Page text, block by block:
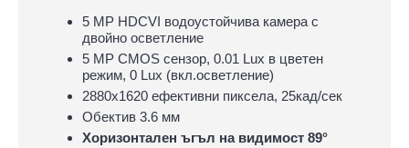
5 MP HDCVI водоустойчива камера с
двойно осветление
5 MP CMOS сензор, 0.01 Lux в цветен
режим, 0 Lux (вкл.осветление)
2880х1620 ефективни пиксела, 25кад/сек
Обектив 3.6 мм
Хоризонтален ъгъл на видимост 89°